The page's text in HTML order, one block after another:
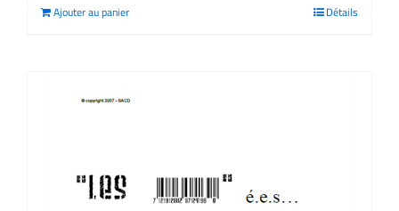
Ajouter au panier Détails